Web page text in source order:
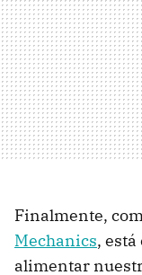
Finalmente,
Mechanics,
alimentar